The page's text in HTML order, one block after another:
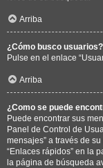
Arriba
¿Cómo busco usuarios?
Pulse en el enlace
Arriba
¿Como se puede
Puede encontrar sus
Panel de Control de
mensajes” a través de
“Enlaces rápidos” en la
la página de búsqueda